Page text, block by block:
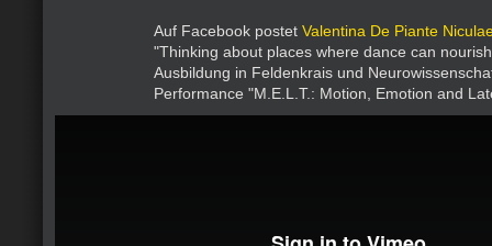
Auf Facebook postet Valentina De Piante
"Thinking about places where dance can
Ausbildung in Feldenkrais und
Performance "M.E.L.T.: Motion, Emotion and